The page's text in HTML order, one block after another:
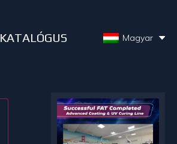
KATALÓGUS Magyar